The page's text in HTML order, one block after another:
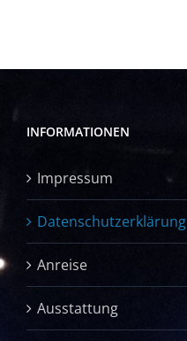
INFORMATIONEN
Impressum
Datenschutzerklärung
Anreise
Ausstattung